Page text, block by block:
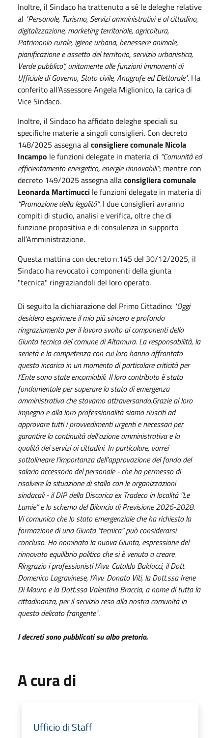
Inoltre, il Sindaco ha trattenuto a sé le deleghe relative
al "Personale, Turismo, Servizi amministrativi e al cittadino,
digitalizzazione, marketing territoriale, agricoltura,
Patrimonio rurale, igiene urbana, benessere animale,
pianificazione e assetto del territorio, servizio urbanistica,
Verde pubblico”, unitamente alle funzioni immanenti di
Ufficiale di Governo, Stato civile, Anagrafe ed Elettorale". Ha
conferito all’Assessore Angela Miglionico, la carica di
Vice Sindaco.
Inoltre, il Sindaco ha affidato deleghe speciali su
specifiche materie a singoli consiglieri. Con decreto
148/2025 assegna al consigliere comunale Nicola
Incampo le funzioni delegate in materia di “Comunità ed
efficientamento energetico, energie rinnovabili”; mentre con
decreto 149/2025 assegna allaconsigliera comunale
Leonarda Martimucci le funzioni delegate in materia di
“Promozione della legalità”. I due consiglieri avranno
compiti di studio, analisi e verifica, oltre che di
funzione propositiva e di consulenza in supporto
all’Amministrazione.
Questa mattina con decreto n.145 del 30/12/2025, il
Sindaco ha revocato i componenti della giunta
"tecnica" ringraziandoli del loro operato.
Di seguito la dichiarazione del Primo Cittadino: "Oggi
desidero esprimere il mio più sincero e profondo
ringraziamento per il lavoro svolto ai componenti della
Giunta tecnica del comune di Altamura. La responsabilità, la
serietà e la competenza con cui loro hanno affrontato
questo incarico in un momento di particolare criticità per
l’Ente sono state encomiabili. Il loro contributo è stato
fondamentale per superare lo stato di emergenza
amministrativa che stavamo attraversando.Grazie al loro
impegno e alla loro professionalità siamo riusciti ad
approvare tutti i provvedimenti urgenti e necessari per
garantire la continuità dell'azione amministrativa e la
qualità dei servizi ai cittadini. In particolare, vorrei
sottolineare l'importanza dell'approvazione del fondo del
salario accessorio del personale - che ha permesso di
risolvere la situazione di stallo con le organizzazioni
sindacali - il DIP della Discarica ex Tradeco in località “Le
Lamie” e lo schema del Bilancio di Previsione 2026-2028.
Vi comunico che lo stato emergenziale che ha richiesto la
formazione di una Giunta “tecnica” può considerarsi
concluso. Ho nominato la nuova Giunta, espressione del
rinnovato equilibrio politico che si è venuto a creare.
Ringrazio i professionisti l'Avv. Cataldo Balducci, il Dott.
Domenico Lagravinese, l’Avv. Donato Viti, la Dott.ssa Irene
Di Mauro e la Dott.ssa Valentina Braccia, a nome di tutta la
cittadinanza, per il servizio reso alla nostra comunità in
questo delicato frangente".
I decreti sono pubblicati su albo pretorio.
A cura di
Ufficio di Staff